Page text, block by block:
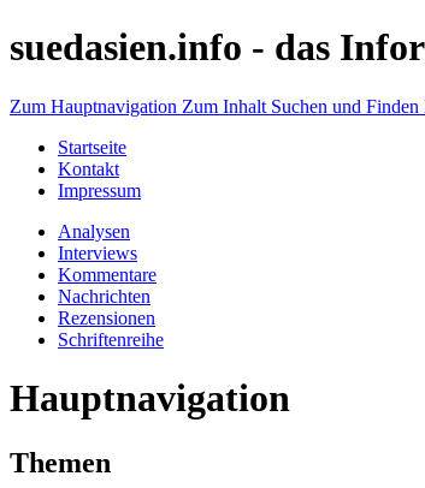
suedasien.info - das
Zum Hauptnavigation Zum Inhalt Suchen und Finden
Startseite
Kontakt
Impressum
Analysen
Interviews
Kommentare
Nachrichten
Rezensionen
Schriftenreihe
Hauptnavigation
Themen